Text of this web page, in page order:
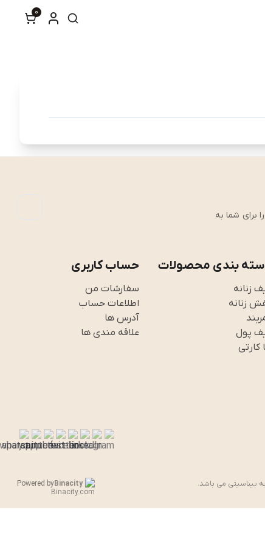
0
را برای شما به
بندی محصولات
زنانه
زنانه
پول
کارتی
حساب کاربری
سفارشات من
اطلاعات حساب
آدرس ها
علاقه مندی ها
بیناسیتی می باشد. Powered byBinacity